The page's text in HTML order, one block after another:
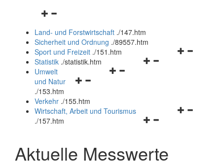
Navigationsmenü
und
schließen
Land- und Forstwirtschaft ./147.htm
Sicherheit und Ordnung ./89557.htm
Navigationsmenü
Sport und Freizeit ./151.htm
Navigationsmenü
Statistik ./statistik.htm
Navigationsmenü
und
schließen
Umwelt
und Natur
./153.htm
Verkehr ./155.htm
Navigationsmenü
schließen
Wirtschaft, Arbeit und Tourismus
./157.htm
Aktuelle Messwerte